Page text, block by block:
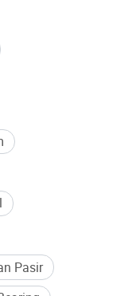
karat dan cat
2*15
Untuk menyertakan
Pasir